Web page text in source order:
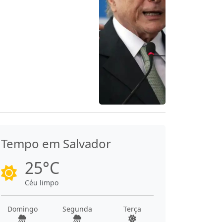
Tempo em Salvador
25°C
Céu limpo
Domingo Segunda Terça